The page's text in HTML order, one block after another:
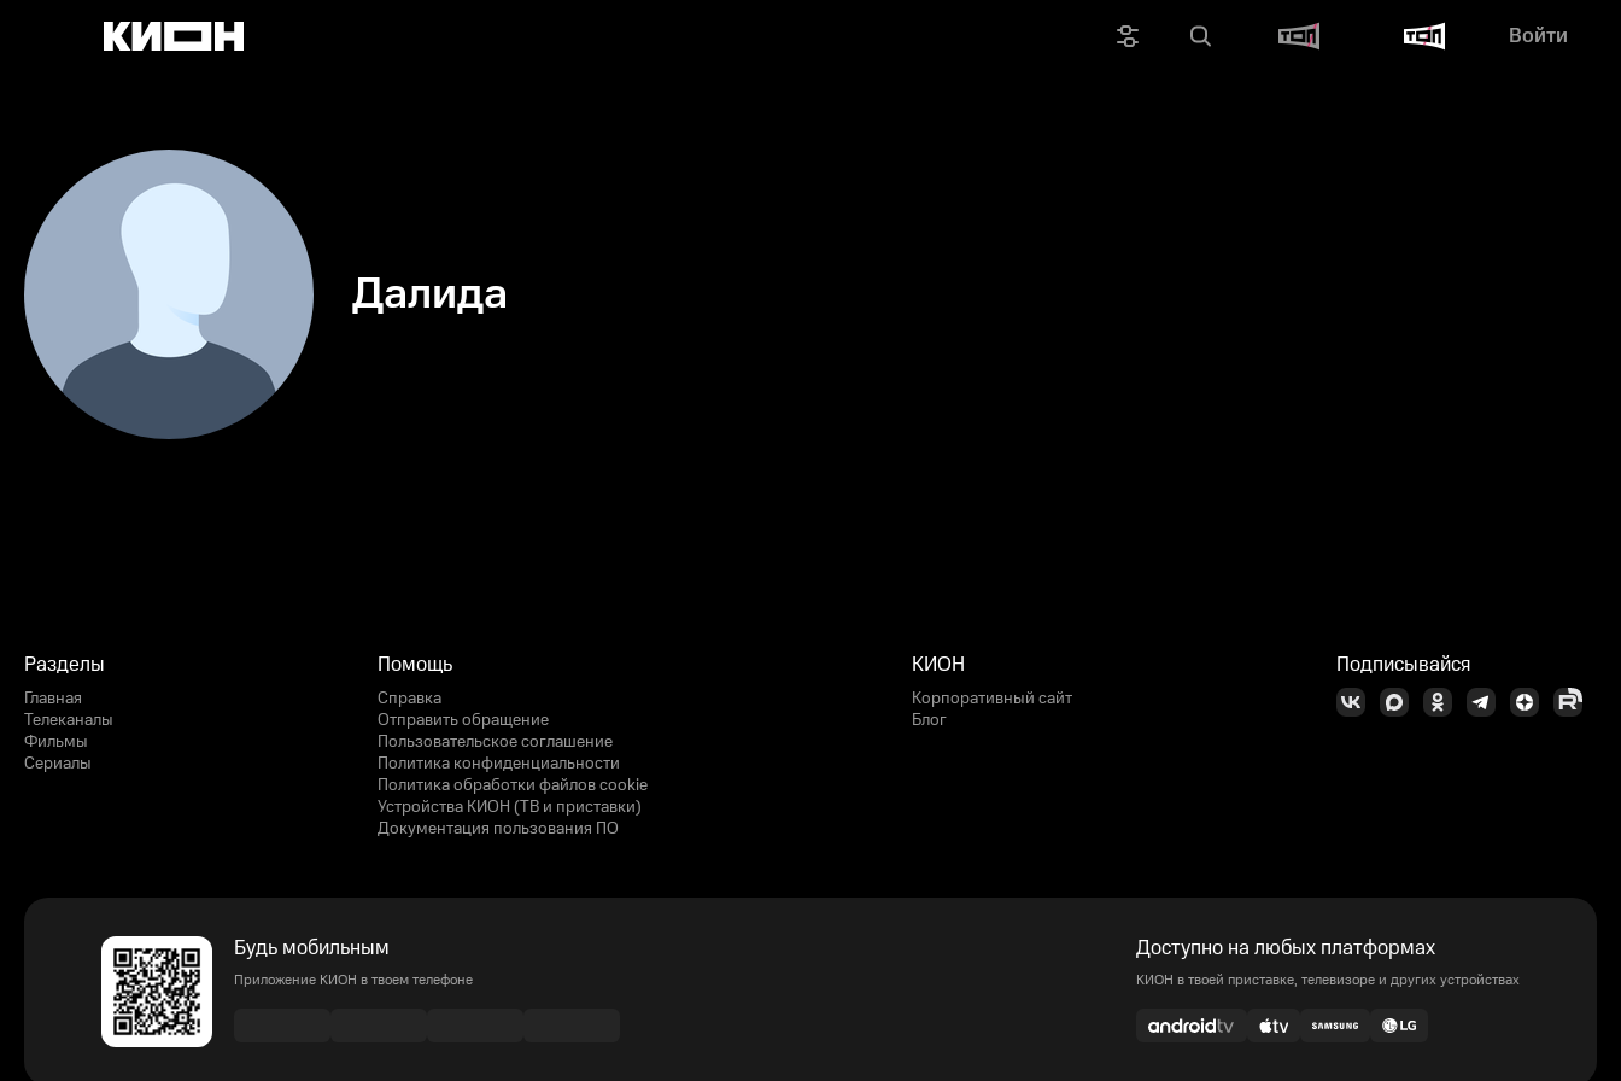
Войти
Далида
Разделы
Главная
Телеканалы
Фильмы
Сериалы
Помощь
Справка
Отправить обращение
Пользовательское соглашение
Политика конфиденциальности
Политика обработки файлов cookie
Устройства КИОН (ТВ и приставки)
Документация пользования ПО
КИОН
Корпоративный сайт
Блог
Подписывайся
Будь мобильным
Приложение КИОН в твоем телефоне
Доступно на любых платформах
КИОН в твоей приставке, телевизоре и других устройствах